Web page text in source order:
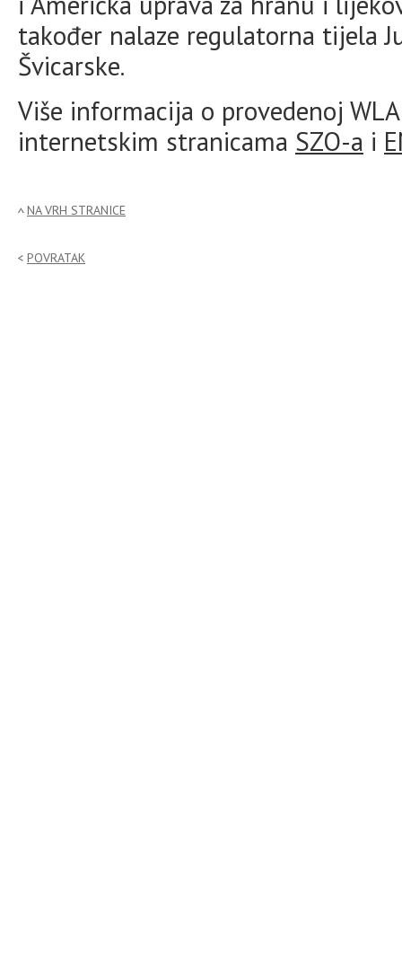
također nalaze regulatorna tijela
Švicarske.
Više informacija o provedenoj
internetskim stranicama SZO-a i
NA VRH STRANICE
POVRATAK